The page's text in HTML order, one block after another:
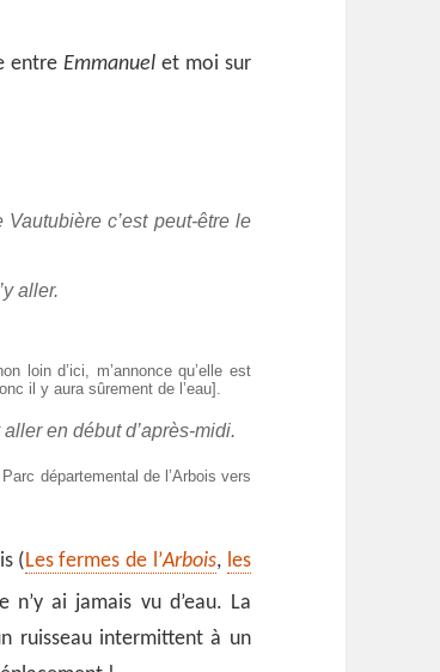
entreEmmanuel et moi sur
c’est peut-être le
aller.
loin d’ici, m’annonce qu’elle est
il y aura sûrement de l’eau].
en début d’après-midi.
départemental de l’Arbois vers
(Les fermes de l’Arbois, les
n’y ai jamais vu d’eau. La
ruisseau intermittent à un